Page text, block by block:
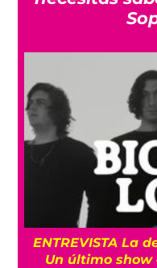
ENTREVISTA La
Un último show